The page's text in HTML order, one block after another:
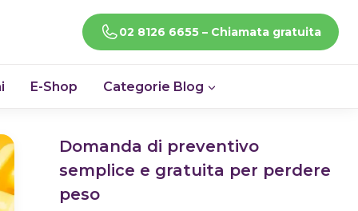
CHIAMACI!
02 8126 6655 – Chiamata gratuita
E-Shop Categorie Blog
Domanda di preventivo
semplice e gratuita per perdere
peso